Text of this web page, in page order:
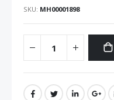
SKU ΜΗ00001898